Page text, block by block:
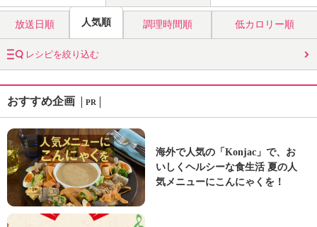
放送日順 人気順 調理時間順 低カロリー順
レシピを絞り込む
おすすめ企画 PR
海外で人気の「Konjac」で、お
いしくヘルシーな食生活 夏の人
気メニューにこんにゃくを！